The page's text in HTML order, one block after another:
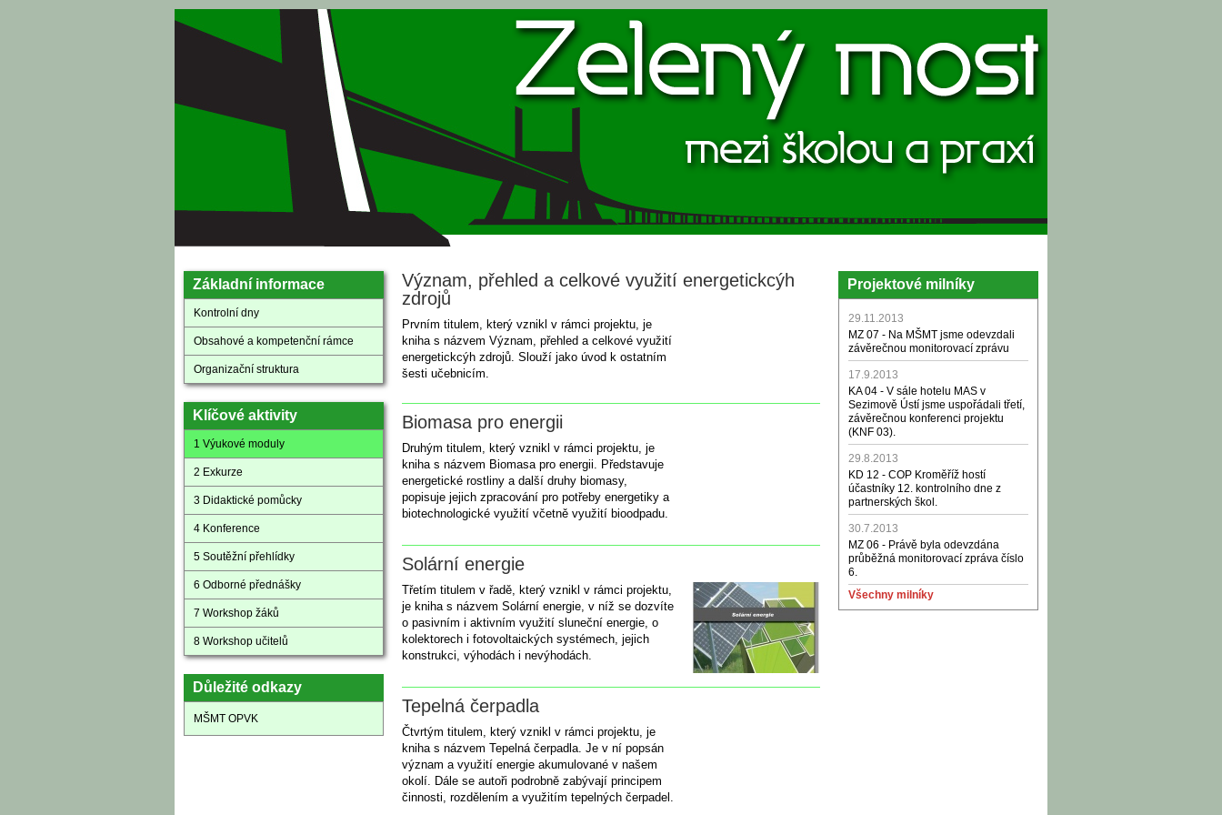
Základní informace
Kontrolní dny
Obsahové a kompetenční rámce
Organizační struktura
Klíčové aktivity
1 Výukové moduly
2 Exkurze
3 Didaktické pomůcky
4 Konference
5 Soutěžní přehlídky
6 Odborné přednášky
7 Workshop žáků
8 Workshop učitelů
Důležité odkazy
MŠMT OPVK
Význam, přehled a celkové využití energetickcýh
zdrojů
Prvním titulem, který vznikl v rámci projektu, je
kniha s názvem Význam, přehled a celkové využití
energetickcýh zdrojů. Slouží jako úvod k ostatním
šesti učebnicím.
Biomasa pro energii
Druhým titulem, který vznikl v rámci projektu, je
kniha s názvem Biomasa pro energii. Představuje
energetické rostliny a další druhy biomasy,
popisuje jejich zpracování pro potřeby energetiky a
biotechnologické využití včetně využití bioodpadu.
Solární energie
Třetím titulem v řadě, který vznikl v rámci projektu,
je kniha s názvem Solární energie, v níž se dozvíte
o pasivním i aktivním využití sluneční energie, o
kolektorech i fotovoltaických systémech, jejich
konstrukci, výhodách i nevýhodách.
Tepelná čerpadla
Čtvrtým titulem, který vznikl v rámci projektu, je
kniha s názvem Tepelná čerpadla. Je v ní popsán
význam a využití energie akumulované v našem
okolí. Dále se autoři podrobně zabývají principem
činnosti, rozdělením a využitím tepelných čerpadel.
Projektové milníky
29.11.2013
MZ 07 - Na MŠMT jsme odevzdali
závěrečnou monitorovací zprávu
17.9.2013
KA 04 - V sále hotelu MAS v
Sezimově Ústí jsme uspořádali třetí,
závěrečnou konferenci projektu
(KNF 03).
29.8.2013
KD 12 - COP Kroměříž hostí
účastníky 12. kontrolního dne z
partnerských škol.
30.7.2013
MZ 06 - Právě byla odevzdána
průběžná monitorovací zpráva číslo
6.
Všechny milníky